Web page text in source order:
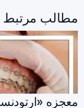
مطالب مرتبط
معجزه